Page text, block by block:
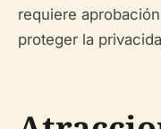
requiere
proteger la